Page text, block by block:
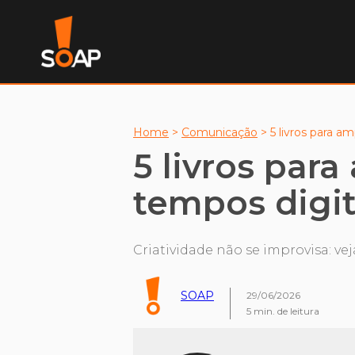
Home > Comunicação > 5 livros para
5 livros
tempos
Criatividade não se improvisa:
SOAP
29/06/2026
5 min. de leitura